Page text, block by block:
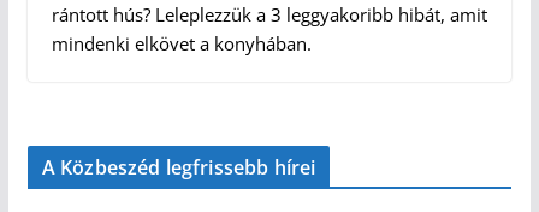
rántott hús? Leleplezzük a 3 leggyakoribb hibát, amit
mindenki elkövet a konyhában.
A Közbeszéd legfrissebb hírei